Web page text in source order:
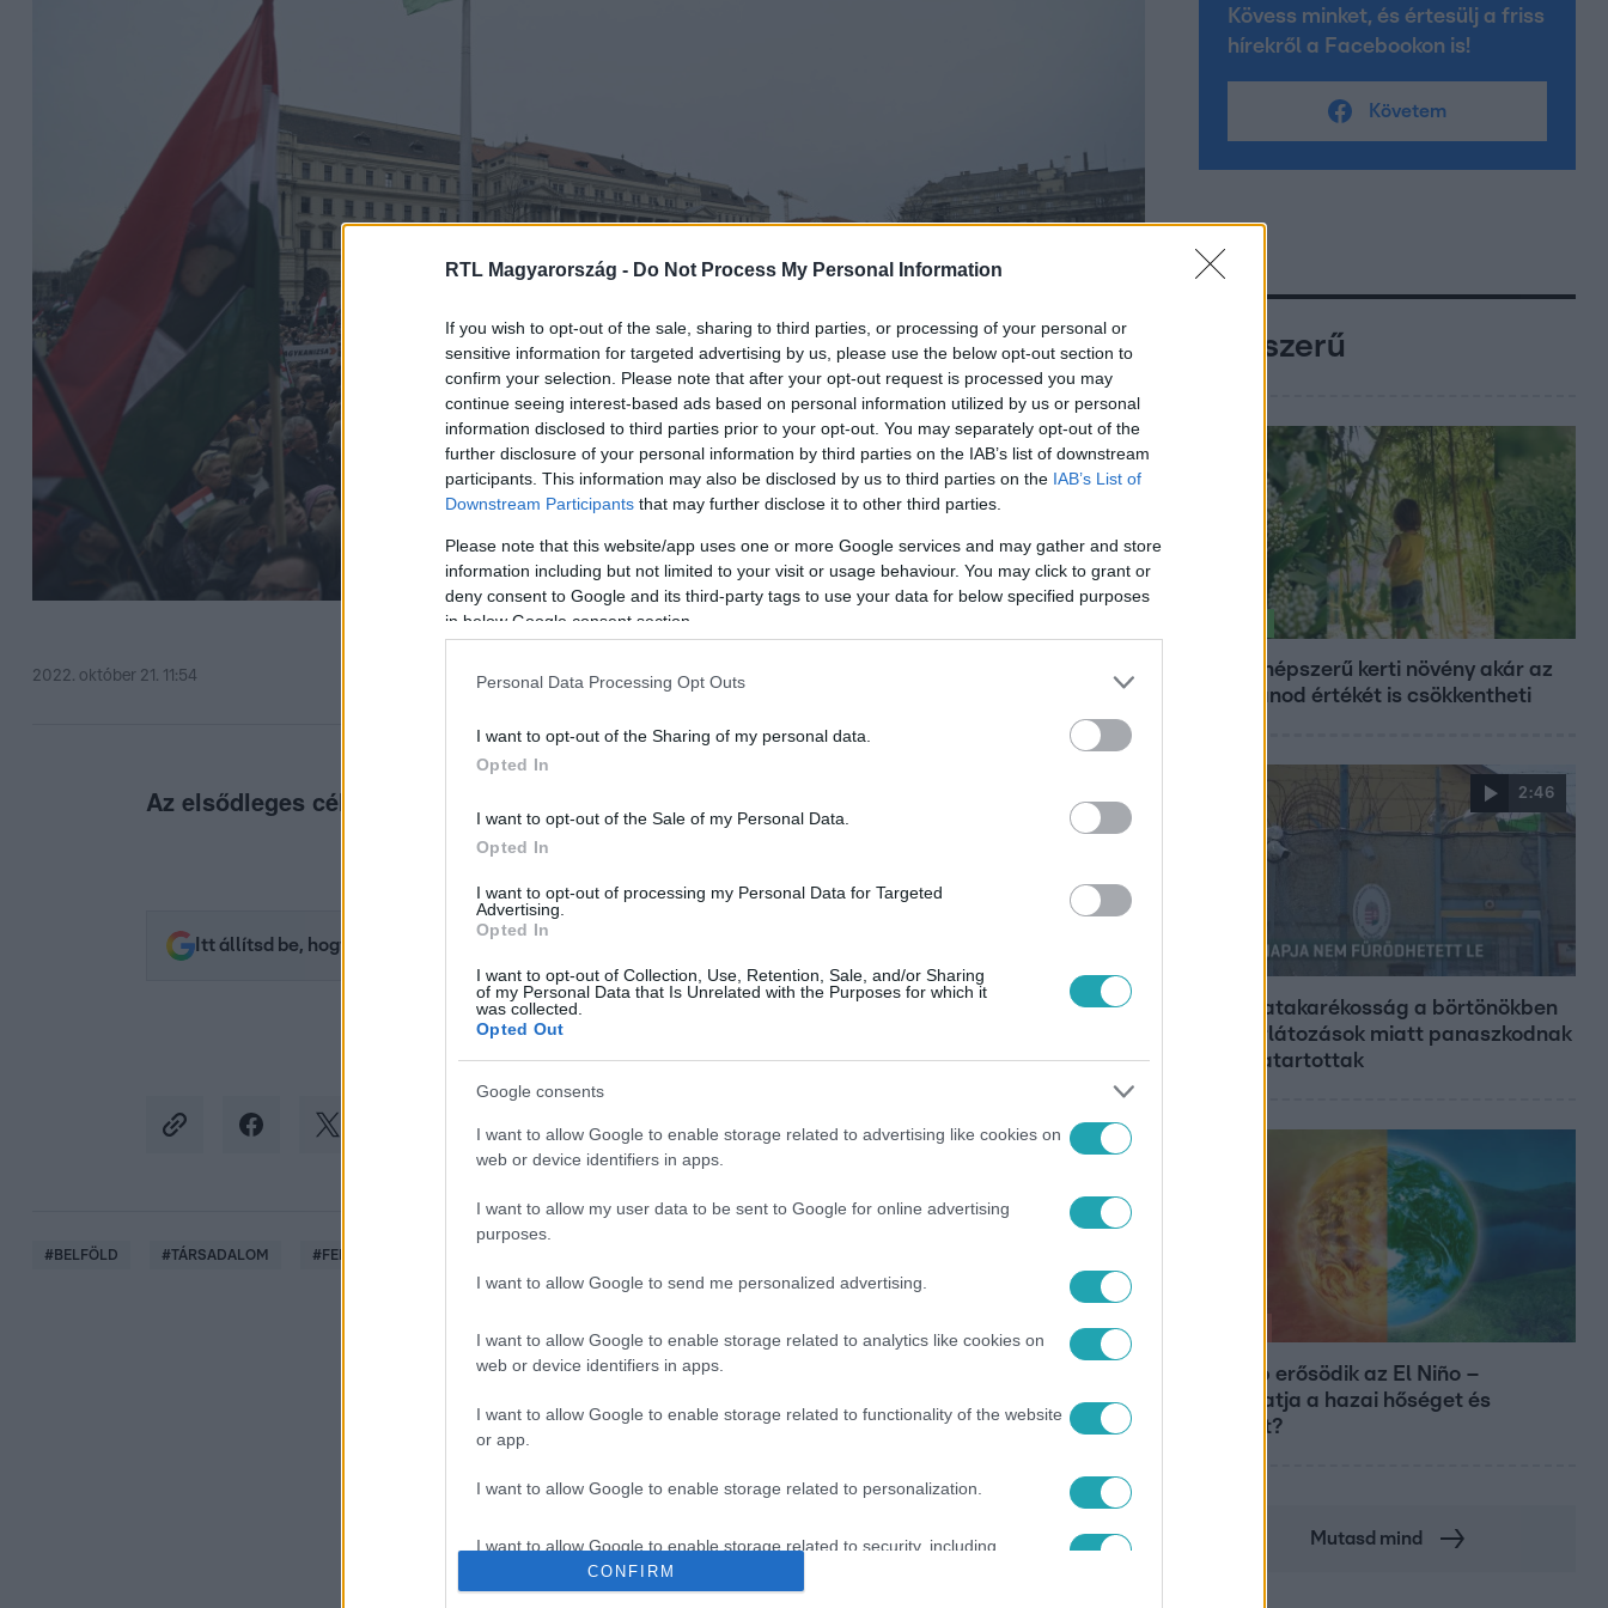
RTL Magyarország - Do Not Process My Personal Information
If you wish to opt-out of the sale, sharing to third parties, or processing of your personal or
sensitive information for targeted advertising by us, please use the below opt-out section to
confirm your selection. Please note that after your opt-out request is processed you may
continue seeing interest-based ads based on personal information utilized by us or personal
information disclosed to third parties prior to your opt-out. You may separately opt-out of the
further disclosure of your personal information by third parties on the IAB’s list of downstream
participants. This information may also be disclosed by us to third parties on the IAB’s List of
Downstream Participants that may further disclose it to other third parties.
Please note that this website/app uses one or more Google services and may gather and store
information including but not limited to your visit or usage behaviour. You may click to grant or
deny consent to Google and its third-party tags to use your data for below specified purposes
in below Google consent section.
Personal Data Processing Opt Outs
I want to opt-out of the Sharing of my personal data.
Opted In
I want to opt-out of the Sale of my Personal Data.
Opted In
I want to opt-out of processing my Personal Data for Targeted
Advertising.
Opted In
I want to opt-out of Collection, Use, Retention, Sale, and/or Sharing
of my Personal Data that Is Unrelated with the Purposes for which it
was collected.
Opted Out
Google consents
I want to allow Google to enable storage related to advertising like cookies on
web or device identifiers in apps.
I want to allow my user data to be sent to Google for online advertising
purposes.
I want to allow Google to send me personalized advertising.
I want to allow Google to enable storage related to analytics like cookies on
web or device identifiers in apps.
I want to allow Google to enable storage related to functionality of the website
or app.
I want to allow Google to enable storage related to personalization.
I want to allow Google to enable storage related to security, including
authentication functionality and fraud prevention, and other user protection.
CONFIRM
2022. október 21. 11:54
Az elsődleges cél ugyanis „a fegyelem és a rend megtanítása”.
Itt állítsd be, hogy az RTL.hu az elsők között legyen a Google-találatokban!
#BELFÖLD #TÁRSADALOM #FELMÉRÉS
Kövess minket, és értesülj a friss
hírekről a Facebookon is!
Követem
Népszerű
Ez a 3 népszerű kerti növény akár az
ingatlanod értékét is csökkentheti
2:46
Energiatakarékosság a börtönökben
is – korlátozások miatt panaszkodnak
a fogvatartottak
Tovább erősödik az El Niño –
fokozhatja a hazai hőséget és
aszályt?
Mutasd mind